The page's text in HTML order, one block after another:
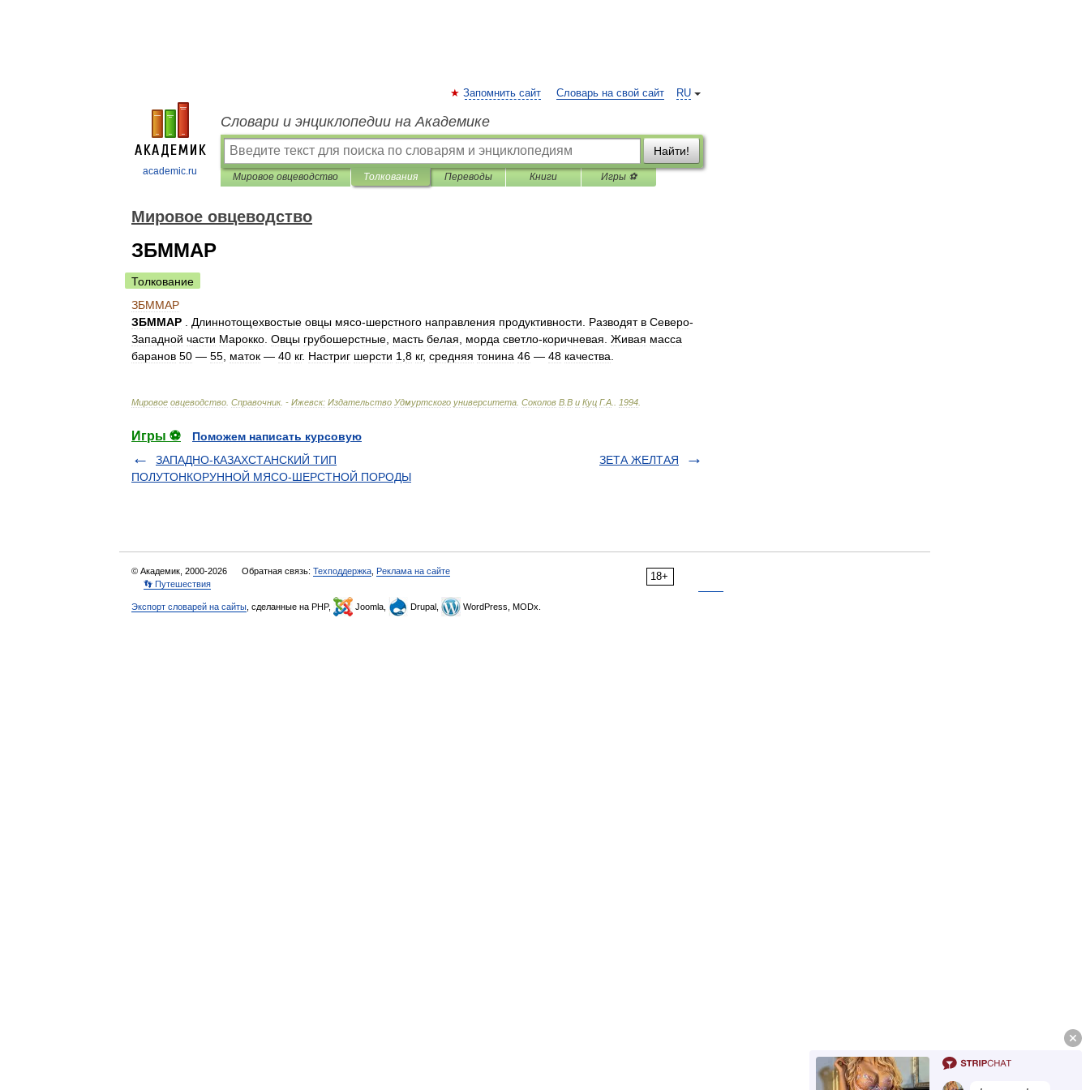
academic.ru
RU
Запомнить сайт Словарь на свой сайт
Словари и энциклопедии на Академике
Найти!
Мировое овцеводство Толкования Переводы Книги Игры ⚽
Мировое овцеводство
ЗБММАР
Толкование
ЗБММАР
ЗБММАР
Длиннотощехвостые овцы мясо-шерстного направления продуктивности Разводят в Северо-
Западной части Марокко Овцы грубошерстные масть белая морда светло-коричневая Живая масса
баранов 50 — 55 маток — 40 кг. Настриг шерсти 1 8 кг, средняя тонина 46 — 48 качества
Мировое овцеводство Справочник. - Ижевск: Издательство Удмуртского университета Соколов В В и Куц Г.А 1994
Игры ⚽
Поможем написать курсовую
ЗАПАДНО-КАЗАХСТАНСКИЙ ТИП
ПОЛУТОНКОРУННОЙ МЯСО-ШЕРСТНОЙ ПОРОДЫ
ЗЕТА ЖЕЛТАЯ
18+
© Академик, 2000-2026 Обратная связь: Техподдержка Реклама на сайте
👣 Путешествия
Экспорт словарей на сайты , сделанные на PHP, Joomla, Drupal, WordPress, MODx.